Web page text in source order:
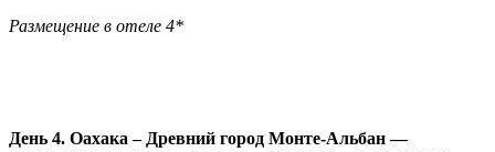
Размещение в отеле 4*
День 4. Оахака – Древний город Монте-Альбан —